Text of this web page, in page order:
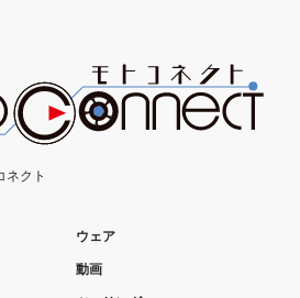
ネクト
ウェア
動画